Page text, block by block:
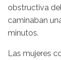
obstructiva
caminaban
minutos.
Las mujeres